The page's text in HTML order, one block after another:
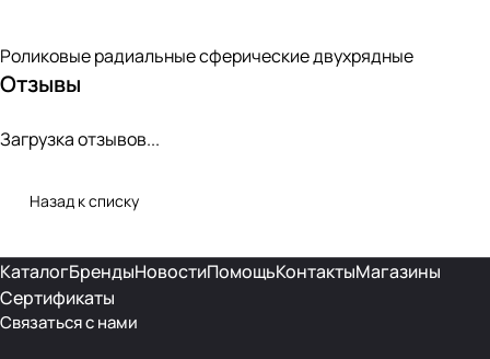
Роликовые радиальные сферические двухрядные
Отзывы
Загрузка отзывов...
Назад к списку
КаталогБрендыНовостиПомощьКонтактыМагазины
Сертификаты
Связаться с нами